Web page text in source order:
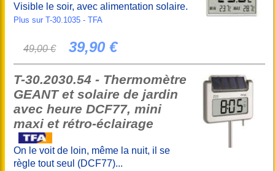
Visible le soir, avec alimentation solaire.
Plus sur T-30.1035 - TFA
49,00 € 39,90 €
T-30.2030.54 - Thermomètre
GEANT et solaire de jardin
avec heure DCF77, mini
maxi et rétro-éclairage
On le voit de loin, même la nuit, il se
règle tout seul (DCF77)...